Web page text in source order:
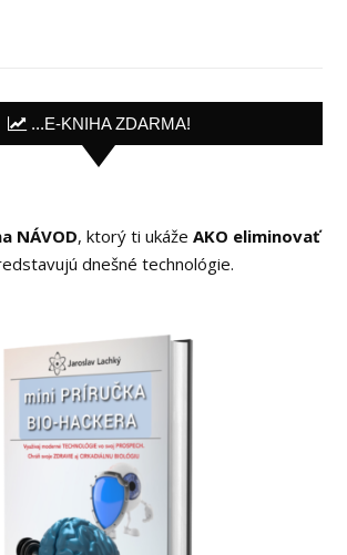
...E-KNIHA ZDARMA!
NÁVOD, ktorý ti ukážeAKO eliminovať
dnešné technológie.